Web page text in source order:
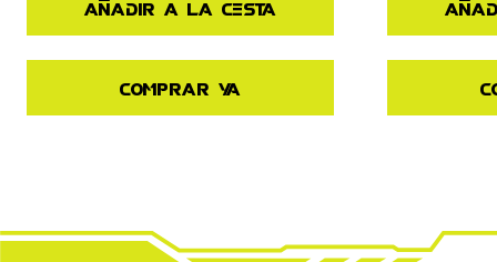
Añadir a la cesta
Comprar ya